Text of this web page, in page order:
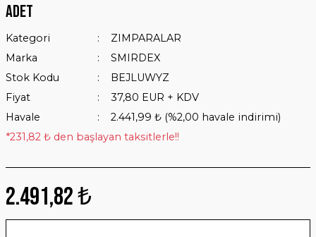
ADET
Kategori
ZIMPARALAR
Marka
SMIRDEX
Stok Kodu
BEJLUWYZ
Fiyat
37,80 EUR + KDV
Havale
2.441,99 ₺ (%2,00 havale indirimi)
*231,82 ₺ den başlayan taksitlerle!!
2.491,82 ₺